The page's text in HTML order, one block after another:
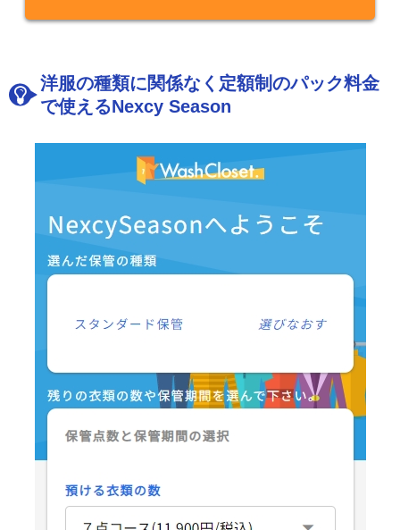
洋服の種類に関係なく定額制のパック料金
で使えるNexcy Season